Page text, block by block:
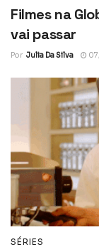
Filmes na
vai passar
Por Julia Da Silva
SÉRIES